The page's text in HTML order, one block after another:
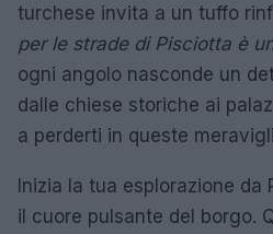
turchese invita a un tuffo
per le strade di Pisciotta è
ogni angolo nasconde un
dalle chiese storiche ai
a perderti in queste
Inizia la tua esplorazione da
il cuore pulsante del borgo.